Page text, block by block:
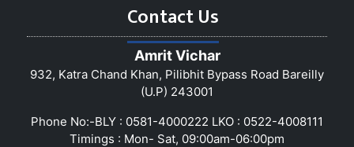
Contact Us
Amrit Vichar
932, Katra Chand Khan, Pilibhit Bypass Road Bareilly
(U.P) 243001
Phone No:-BLY : 0581-4000222 LKO : 0522-4008111
Timings : Mon- Sat, 09:00am-06:00pm